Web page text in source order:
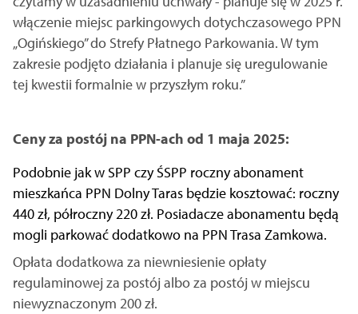
włączenie miejsc parkingowych dotychczasowego PPN
„Ogińskiego” do Strefy Płatnego Parkowania. W tym
zakresie podjęto działania i planuje się uregulowanie
tej kwestii formalnie w przyszłym roku.”
Ceny za postój na PPN-ach od 1 maja 2025:
Podobnie jak w SPP czy ŚSPP roczny abonament
mieszkańca PPN Dolny Taras będzie kosztować: roczny
440 zł, półroczny 220 zł. Posiadacze abonamentu będą
mogli parkować dodatkowo na PPN Trasa Zamkowa.
Opłata dodatkowa za niewniesienie opłaty
regulaminowej za postój albo za postój w miejscu
niewyznaczonym 200 zł.